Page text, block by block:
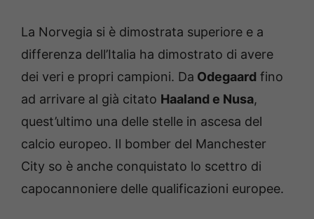
La Norvegia si è dimostrata superiore e a
differenza dell’Italia ha dimostrato di avere
dei veri e propri campioni. Da Odegaard fino
ad arrivare al già citato Haaland e Nusa,
quest’ultimo una delle stelle in ascesa del
calcio europeo. Il bomber del Manchester
City so è anche conquistato lo scettro di
capocannoniere delle qualificazioni europee.